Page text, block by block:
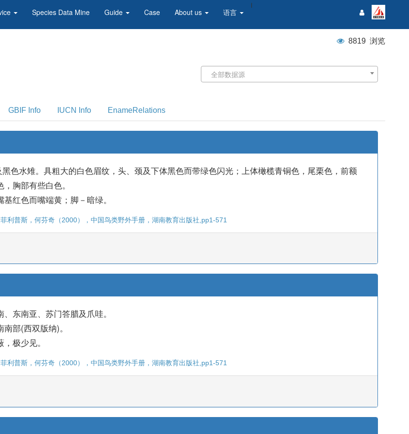
i
Species Data Mine Guide Case About us 语言
8819 浏览
全部数据源
GBIF Info IUCN Info EnameRelations
色水雉。具粗大的白色眉纹，头、颈及下体黑色而带绿色闪光；上体橄榄青铜色，尾栗色，前额
胸部有些白色。
红色而嘴端黄；脚－暗绿。
利普斯，何芬奇（2000），中国鸟类野外手册，湖南教育出版社,pp1-571
东南亚、苏门答腊及爪哇。
部(西双版纳)。
极少见。
利普斯，何芬奇（2000），中国鸟类野外手册，湖南教育出版社,pp1-571